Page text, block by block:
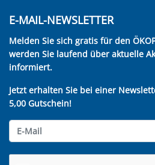
E-MAIL-NEWSLETTER
Melden Sie sich gratis für den
werden Sie laufend über aktuelle
informiert.
Jetzt erhalten Sie bei einer
5,00 Gutschein!